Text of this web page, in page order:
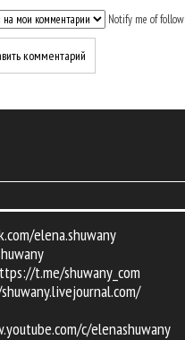
Notify me of
elena.shuwany
t.me/shuwany_com
c/elenashuwany